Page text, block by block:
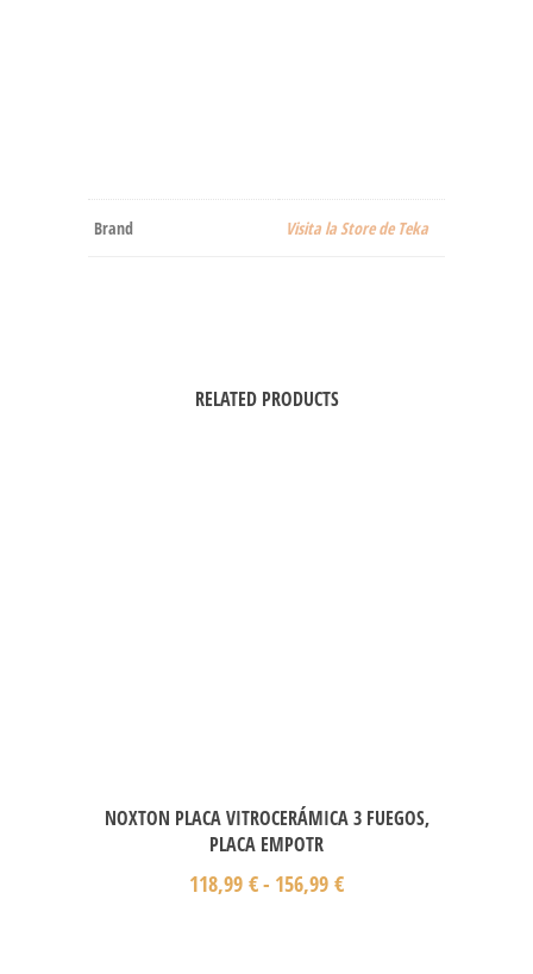
Brand Visita la Store de Teka
RELATED PRODUCTS
NOXTON PLACA VITROCERÁMICA 3 FUEGOS,
PLACA EMPOTR
118,99 €- 156,99 €